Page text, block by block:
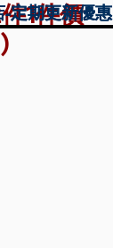
-定期更新優惠
-定期更新優惠
1件價